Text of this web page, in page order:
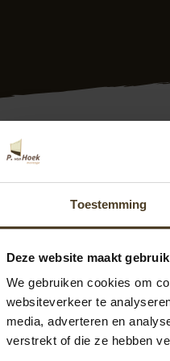
Toestemming
Deze website maakt
We gebruiken cookies om
websiteverkeer te
media, adverteren en
verstrekt of die ze hebben
Goedkope
ons motto.
Wilt u weten wat
langs in onze
ons contact op.
kunt u direct een